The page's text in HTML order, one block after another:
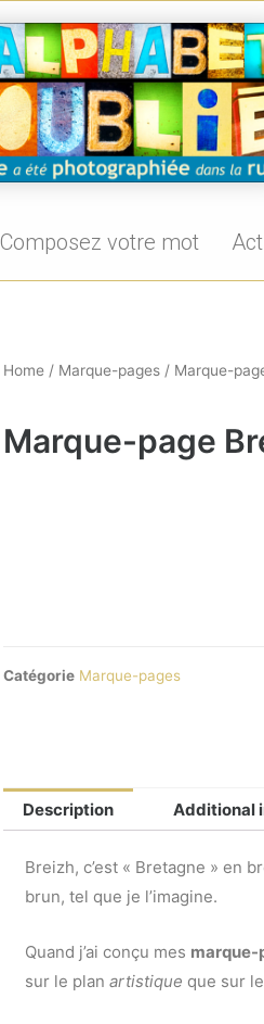
Composez votre mot
Home / Marque-pages / Marque-
Marque-page
Catégorie Marque-pages
Description Additional
Breizh, c’est « Bretagne » en
brun, tel que je l’imagine.
Quand j’ai conçu mes marque-
sur le plan artistique que sur